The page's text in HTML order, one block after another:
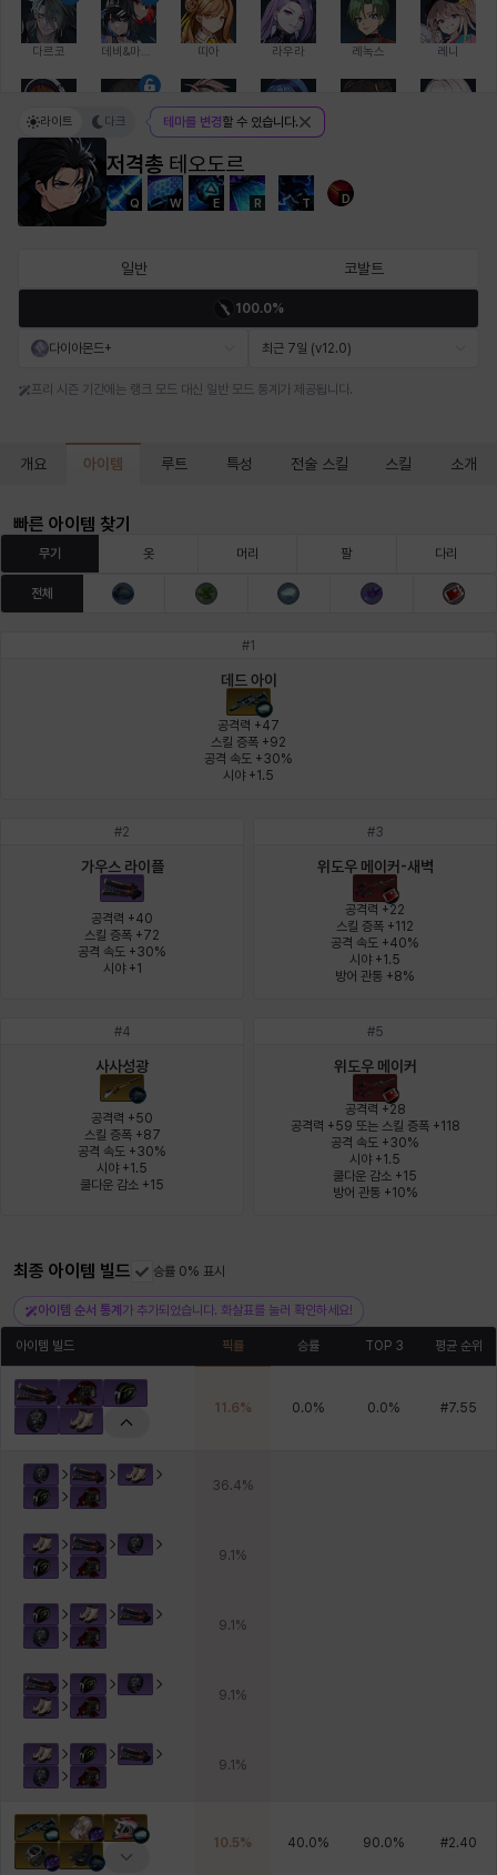
다르코 띠아 라우라 레녹스 레니
레온 루크 르노어
바바라 버니스 블레어 비앙카 비형 샬럿
아야 아이솔 아이작 알렉스 알론소 얀
엘레나
이안 재키
카밀로 캐시
크레이버 타지아
펠릭스 피올로
저격총 테오도르
Q W E R T D
라이트 다크 테마를 변경할 수 있습니다.
일반 코발트
100.0%
다이아몬드+ 최근 7일 (v12.0)
프리 시즌 기간에는 랭크 모드 대신 일반 모드 통계가 제공됩니다.
개요 아이템 루트 특성 전술 스킬 스킬 소개
빠른 아이템 찾기
무기 옷 머리 팔 다리
전체
#1
데드 아이
공격력 +47
스킬 증폭 +92
공격 속도 +30%
시야 +1.5
#2
가우스 라이플
공격력 +40
스킬 증폭 +72
공격 속도 +30%
시야 +1
#3
위도우 메이커-새벽
공격력 +22
스킬 증폭 +112
공격 속도 +40%
시야 +1.5
방어 관통 +8%
#4
사사성광
공격력 +50
스킬 증폭 +87
공격 속도 +30%
시야 +1.5
쿨다운 감소 +15
#5
위도우 메이커
공격력 +28
공격력 +59 또는 스킬 증폭 +118
공격 속도 +30%
시야 +1.5
쿨다운 감소 +15
방어 관통 +10%
최종 아이템 빌드 승률 0% 표시
아이템 순서 통계 가 추가되었습니다. 화살표를 눌러 확인하세요!
아이템 빌드 픽률 승률 TOP 3 평균 순위
11.6% 0.0% 0.0% #7.55
36.4%
9.1 %
9.1 %
9.1 %
9.1 %
10.5% 40.0% 90.0% #2.40